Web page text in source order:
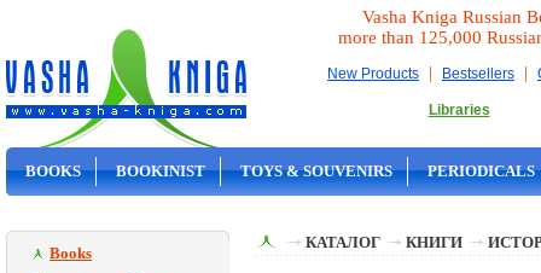
Vasha Kniga Russian
more than 125,000
New Products | Bestsellers |
Libraries
BOOKS BOOKINIST TOYS & SOUVENIRS PERIODICALS
Books
КАТАЛОГ КНИГИ